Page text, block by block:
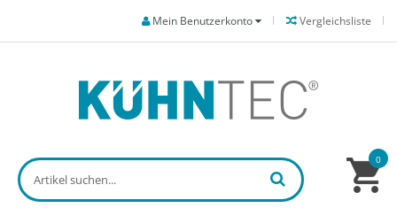
Vergleichsliste
Mein Benutzerkonto
0